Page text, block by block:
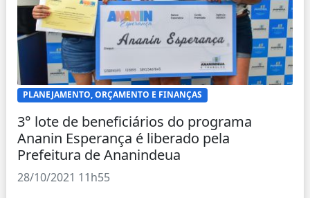
PLANEJAMENTO, ORÇAMENTO E FINANÇAS
3° lote de beneficiários do programa
Ananin Esperança é liberado pela
Prefeitura de Ananindeua
28/10/2021 11h55